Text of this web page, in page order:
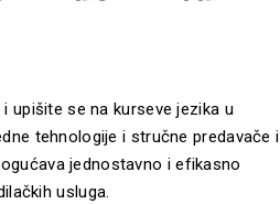
upišite se na kurseve jezika u
tehnologije i stručne predavače i
jednostavno i efikasno
usluga.